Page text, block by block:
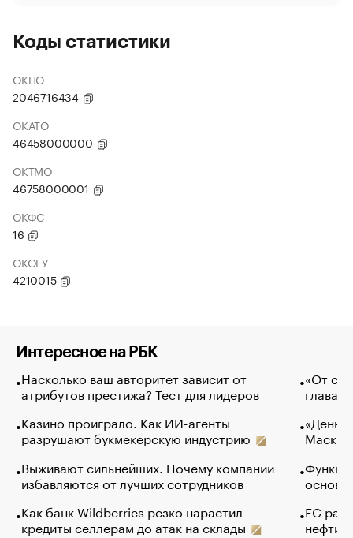
Коды статистики
ОКПО
2046716434
ОКАТО
46458000000
ОКТМО
46758000001
ОКФС
16
ОКОГУ
4210015
Интересное на РБК
Насколько ваш авторитет зависит от
атрибутов престижа? Тест для лидеров
Казино проиграло. Как ИИ-агенты
разрушают букмекерскую индустрию
Выживают сильнейших. Почему компании
избавляются от лучших сотрудников
Как банк Wildberries резко нарастил
кредиты селлерам до атак на склады
«От
глава
Маск в
основ
ЕС
нефти